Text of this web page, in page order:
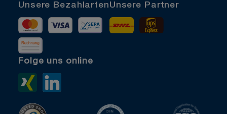
Unsere Bezahlarten
MastercardVisa Vorkasse
Rechnung
Unsere Partner
DHL
Folge uns online
Xing>
ISO 9001 zertifiziert